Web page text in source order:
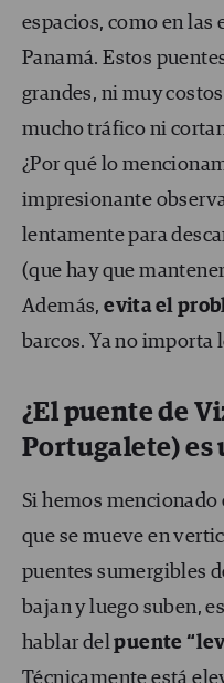
espacios, como en las
Panamá. Estos
grandes, ni muy
mucho tráfico ni
¿Por qué lo
impresionante
lentamente para
(que hay que
Además,evita el
barcos. Ya no importa
¿El puente de
Portugalete) es
Si hemos mencionado
que se mueve en
puentes sumergibles
bajan y luego suben,
hablar delpuente
Técnicamente está